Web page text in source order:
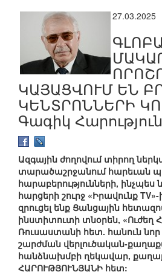
27.03.2025
ԿԱՅԱՑՎՈՒՄ ԵՆ
ԿԵՆՏՐՈՆՆԵՐԻ
Գագիկ
Ազգային ժողովում տիրող
տարածաշրջանում հարեւան
հարաբերությունների, ինչպես
հարցերի շուրջ «Իրավունք
զրուցել ենք Ցանցային
ինստիտուտի տնօրեն, «Ուժեղ
Ռուսաստանի հետ. հանուն նոր
շարժման վերլուծական-
հանձնախմբի ղեկավար,
ՀԱՐՈՒԹՅՈՒՆՅԱՆԻ հետ: